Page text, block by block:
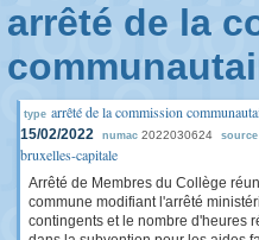
arrêté de la
type arrêté de la commission
15/02/2022 numac 2022030624 source
bruxelles-capitale
Arrêté de Membres du Collège
commune modifiant l'arrêté
contingents et le nombre d'heures